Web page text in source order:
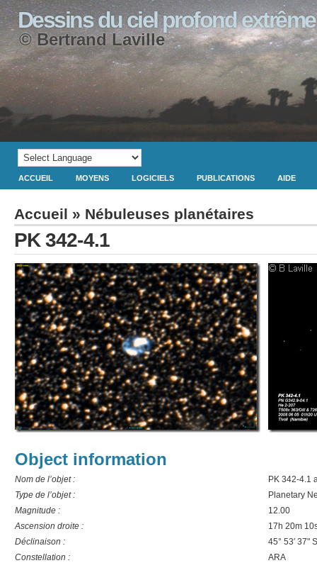
Dessins du ciel profond extrême
© Bertrand Laville
ACCUEIL MOYENS LOGICIELS PUBLICATIONS AIDE
Accueil » Nébuleuses planétaires
PK 342-4.1
Object information
Nom de l’objet :
PK 342-4.1
Type de l’objet :
Planetary
Magnitude :
12.00
Ascension droite :
17h 20m
Déclinaison :
45° 53′ 37" S
Constellation :
ARA